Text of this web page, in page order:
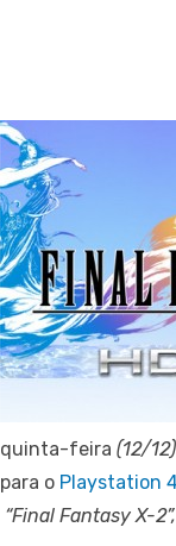
quinta-feira (12/12)
para o Playstation
“Final Fantasy X-